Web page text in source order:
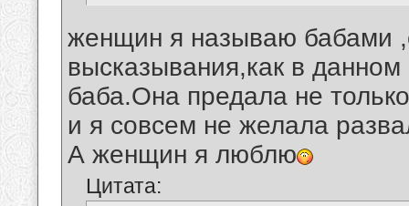
женщин я называю бабами
высказывания,как в
баба.Она предала не
и я совсем не желала
А женщин я люблю
Цитата: